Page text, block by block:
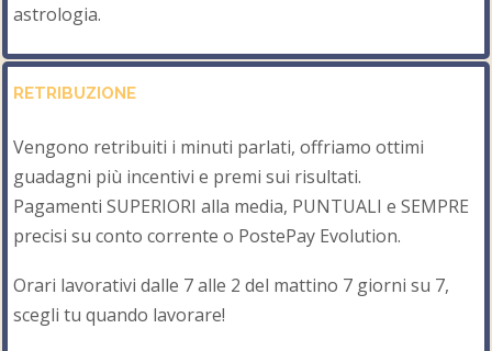
astrologia.
RETRIBUZIONE
Vengono retribuiti i minuti parlati, offriamo ottimi
guadagni più incentivi e premi sui risultati.
Pagamenti SUPERIORI alla media, PUNTUALI e SEMPRE
precisi su conto corrente o PostePay Evolution.
Orari lavorativi dalle 7 alle 2 del mattino 7 giorni su 7,
scegli tu quando lavorare!